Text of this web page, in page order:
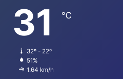
31 ℃
32º - 22º
51%
1.64 km/h